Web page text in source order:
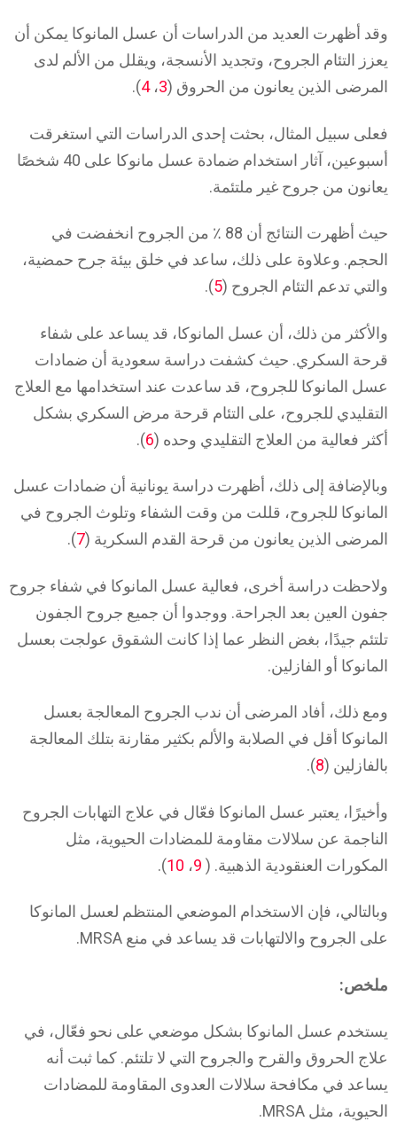
وقد أظهرت العديد من الدراسات أن عسل المانوكا يمكن أن
يعزز التئام الجروح، وتجديد الأنسجة، ويقلل من الألم لدى
المرضى الذين يعانون من الحروق (3،4
).
فعلى سبيل المثال، بحثت إحدى الدراسات التي استغرقت
أسبوعين، آثار استخدام ضمادة عسل مانوكا على 40 شخصًا
يعانون من جروح غير ملتئمة.
حيث أظهرت النتائج أن 88 ٪ من الجروح انخفضت في
الحجم. وعلاوة على ذلك، ساعد في خلق بيئة جرح حمضية،
والتي تدعم التئام الجروح (5
).
والأكثر من ذلك، أن عسل المانوكا، قد يساعد على شفاء
قرحة السكري. حيث كشفت دراسة سعودية أن ضمادات
عسل المانوكا للجروح، قد ساعدت عند استخدامها مع العلاج
التقليدي للجروح، على التئام قرحة مرض السكري بشكل
أكثر فعالية من العلاج التقليدي وحده (6
).
وبالإضافة إلى ذلك، أظهرت دراسة يونانية أن ضمادات عسل
المانوكا للجروح، قللت من وقت الشفاء وتلوث الجروح في
المرضى الذين يعانون من قرحة القدم السكرية (7
).
ولاحظت دراسة أخرى، فعالية عسل المانوكا في شفاء جروح
جفون العين بعد الجراحة. ووجدوا أن جميع جروح الجفون
تلتئم جيدًا، بغض النظر عما إذا كانت الشقوق عولجت بعسل
المانوكا أو الفازلين.
ومع ذلك، أفاد المرضى أن ندب الجروح المعالجة بعسل
المانوكا أقل في الصلابة والألم بكثير مقارنة بتلك المعالجة
بالفازلين (8
).
وأخيرًا، يعتبر عسل المانوكا فعّال في علاج التهابات الجروح
الناجمة عن سلالات مقاومة للمضادات الحيوية، مثل
المكورات العنقودية الذهبية. ( 9، 10
).
وبالتالي، فإن الاستخدام الموضعي المنتظم لعسل المانوكا
على الجروح والالتهابات قد يساعد في منع MRSA.
ملخص:
يستخدم عسل المانوكا بشكل موضعي على نحو فعّال، في
علاج الحروق والقرح والجروح التي لا تلتئم. كما ثبت أنه
يساعد في مكافحة سلالات العدوى المقاومة للمضادات
الحيوية، مثل MRSA.